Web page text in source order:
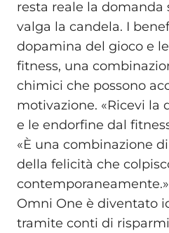
resta reale la domanda
valga la candela. I
dopamina del gioco e
fitness, una
chimici che possono
motivazione. «Ricevi la
e le endorfine dal
«È una combinazione
della felicità che
Omni One è diventato
tramite conti di